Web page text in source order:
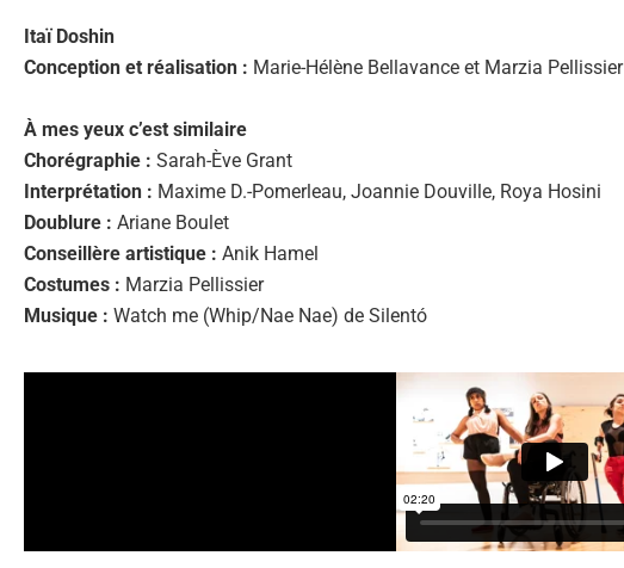
Itaï Doshin
Conception et réalisation : Marie-Hélène Bellavance et Marzia Pellissier
À mes yeux c’est similaire
Chorégraphie : Sarah-Ève Grant
Interprétation : Maxime D.-Pomerleau, Joannie Douville, Roya Hosini
Doublure : Ariane Boulet
Conseillère artistique : Anik Hamel
Costumes : Marzia Pellissier
Musique : Watch me (Whip/Nae Nae) de Silentó